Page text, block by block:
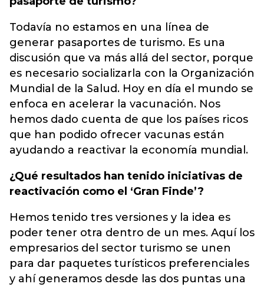
Todavía no estamos en una línea de
generar pasaportes de turismo. Es una
discusión que va más allá del sector, porque
es necesario socializarla con la Organización
Mundial de la Salud. Hoy en día el mundo se
enfoca en acelerar la vacunación. Nos
hemos dado cuenta de que los países ricos
que han podido ofrecer vacunas están
ayudando a reactivar la economía mundial.
¿Qué resultados han tenido iniciativas de
reactivación como el ‘Gran Finde’?
Hemos tenido tres versiones y la idea es
poder tener otra dentro de un mes. Aquí los
empresarios del sector turismo se unen
para dar paquetes turísticos preferenciales
y ahí generamos desde las dos puntas una